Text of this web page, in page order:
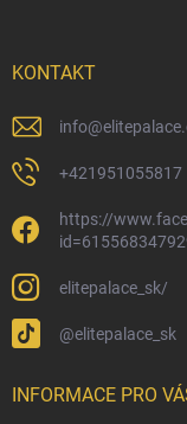
KONTAKT
info@
+421951055817
https://
elitepalace_sk/
@elitepalace_sk
INFORMACE PRO